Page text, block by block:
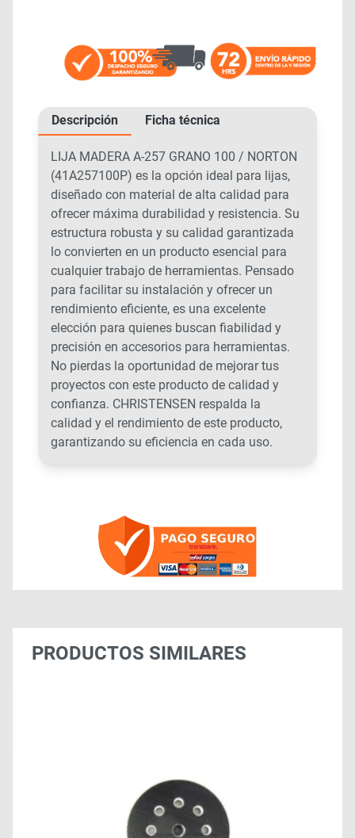
Descripción Ficha técnica
LIJA MADERA A-257 GRANO 100 / NORTON
(41A257100P) es la opción ideal para lijas,
diseñado con material de alta calidad para
ofrecer máxima durabilidad y resistencia. Su
estructura robusta y su calidad garantizada
lo convierten en un producto esencial para
cualquier trabajo de herramientas. Pensado
para facilitar su instalación y ofrecer un
rendimiento eficiente, es una excelente
elección para quienes buscan fiabilidad y
precisión en accesorios para herramientas.
No pierdas la oportunidad de mejorar tus
proyectos con este producto de calidad y
confianza. CHRISTENSEN respalda la
calidad y el rendimiento de este producto,
garantizando su eficiencia en cada uso.
PRODUCTOS SIMILARES